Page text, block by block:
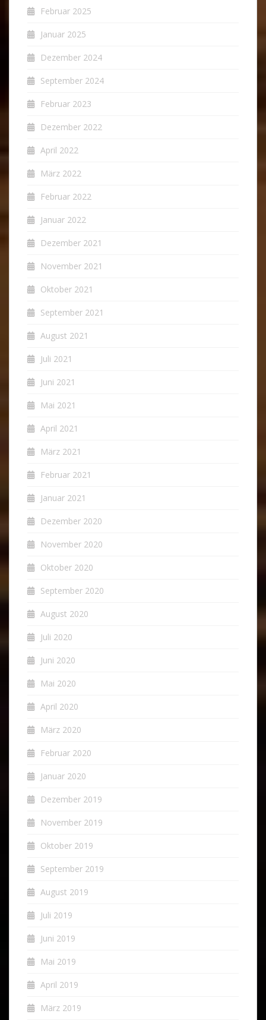
Februar 2025
Januar 2025
Dezember 2024
September 2024
Februar 2023
Dezember 2022
April 2022
März 2022
Februar 2022
Januar 2022
Dezember 2021
November 2021
Oktober 2021
September 2021
August 2021
Juli 2021
Juni 2021
Mai 2021
April 2021
März 2021
Februar 2021
Januar 2021
Dezember 2020
November 2020
Oktober 2020
September 2020
August 2020
Juli 2020
Juni 2020
Mai 2020
April 2020
März 2020
Februar 2020
Januar 2020
Dezember 2019
November 2019
Oktober 2019
September 2019
August 2019
Juli 2019
Juni 2019
Mai 2019
April 2019
März 2019